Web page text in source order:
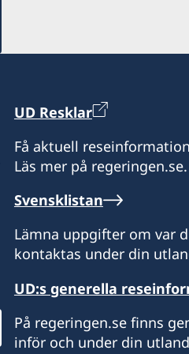
UD Resklar
Få aktuell
Läs mer på regeringen.se.
Svensklistan
Lämna uppgifter om var
kontaktas under din
UD:s generella
På regeringen.se finns
inför och under din